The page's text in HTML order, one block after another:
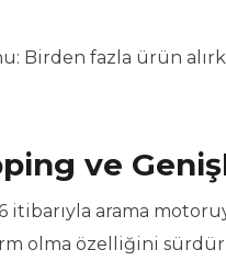
Birden fazla ürün
ve
itibarıyla arama
olma özelliğini